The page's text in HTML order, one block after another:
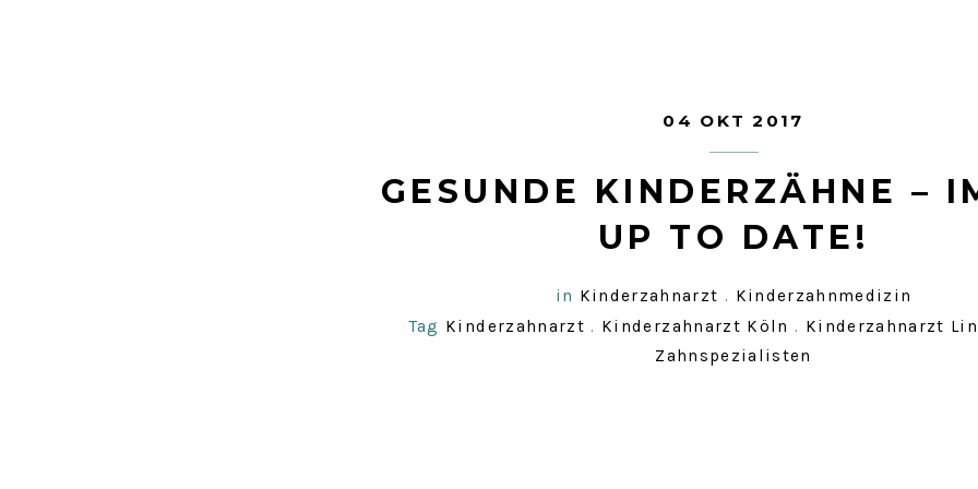
04 OKT 2017
GESUNDE KINDERZÄHNE –
UP TO DATE!
in Kinderzahnarzt . Kinderzahnmedizin
Tag Kinderzahnarzt . Kinderzahnarzt Köln . Kinderzahnarzt
Zahnspezialisten